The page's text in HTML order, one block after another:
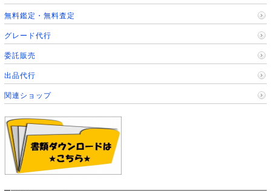
無料鑑定・無料査定
グレード代行
委託販売
出品代行
関連ショップ